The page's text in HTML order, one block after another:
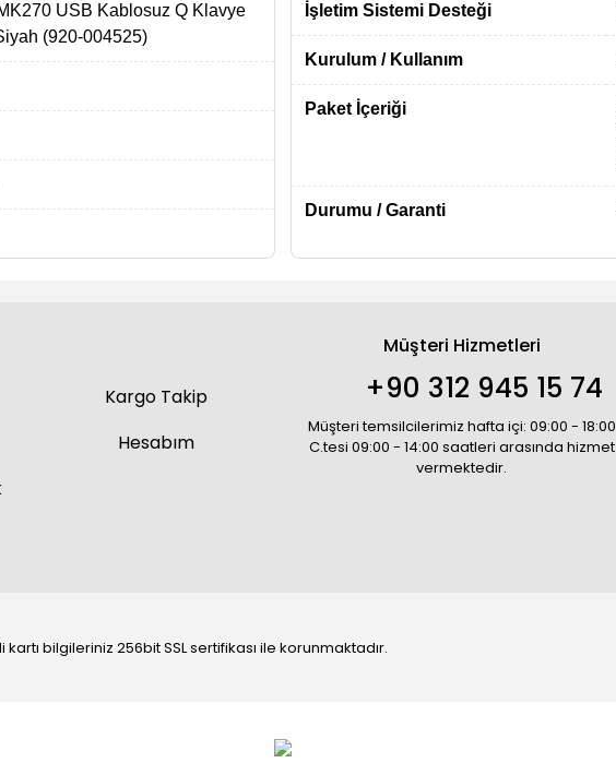
USB Kablosuz Q Klavye
(920-004525)
İşletim Sistemi Desteği
Kurulum / Kullanım
Paket İçeriği
Durumu / Garanti
Kargo Takip
Hesabım
Müşteri Hizmetleri
+90 312 945 15 74
Müşteri temsilcilerimiz hafta içi: 09:00 - 18:00
C.tesi 09:00 - 14:00 saatleri arasında hizmet
vermektedir.
bilgileriniz 256bit SSL sertifikası ile korunmaktadır.